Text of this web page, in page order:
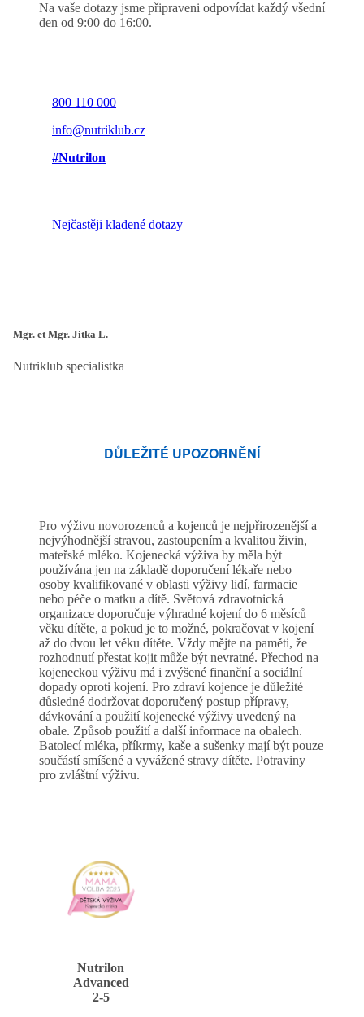
Na vaše dotazy jsme připraveni odpovídat každý všední
den od 9:00 do 16:00.
800 110 000
info@nutriklub.cz
#Nutrilon
Nejčastěji kladené dotazy
Mgr. et Mgr. Jitka L.
Nutriklub specialistka
DŮLEŽITÉ UPOZORNĚNÍ
Pro výživu novorozenců a kojenců je nejpřirozenější a
nejvýhodnější stravou, zastoupením a kvalitou živin,
mateřské mléko. Kojenecká výživa by měla být
používána jen na základě doporučení lékaře nebo
osoby kvalifikované v oblasti výživy lidí, farmacie
nebo péče o matku a dítě. Světová zdravotnická
organizace doporučuje výhradné kojení do 6 měsíců
věku dítěte, a pokud je to možné, pokračovat v kojení
až do dvou let věku dítěte. Vždy mějte na paměti, že
rozhodnutí přestat kojit může být nevratné. Přechod na
kojeneckou výživu má i zvýšené finanční a sociální
dopady oproti kojení. Pro zdraví kojence je důležité
důsledné dodržovat doporučený postup přípravy,
dávkování a použití kojenecké výživy uvedený na
obale. Způsob použití a další informace na obalech.
Batolecí mléka, příkrmy, kaše a sušenky mají být pouze
součástí smíšené a vyvážené stravy dítěte. Potraviny
pro zvláštní výživu.
Nutrilon
Advanced
2-5